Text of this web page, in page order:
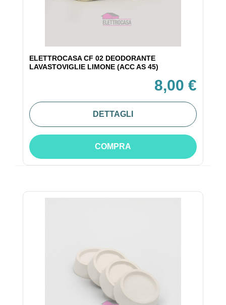
ELETTROCASA CF 02 DEODORANTE
LAVASTOVIGLIE LIMONE (ACC AS 45)
8,00 €
DETTAGLI
COMPRA